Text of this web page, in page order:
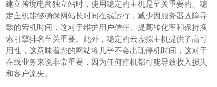
建立跨境电商独立站时，使用稳定的主机是至关重要的。稳
定主机能够确保网站长时间在线运行，减少因服务器故障导
致的宕机时间，这对于维护用户信任、提高转化率和保持搜
索引擎排名至关重要。此外，稳定的云虚拟主机提供了高可
用性，这意味着您的网站将几乎不会出现停机时间，这对于
在线业务来说非常重要，因为任何停机都可能导致收入损失
和客户流失。